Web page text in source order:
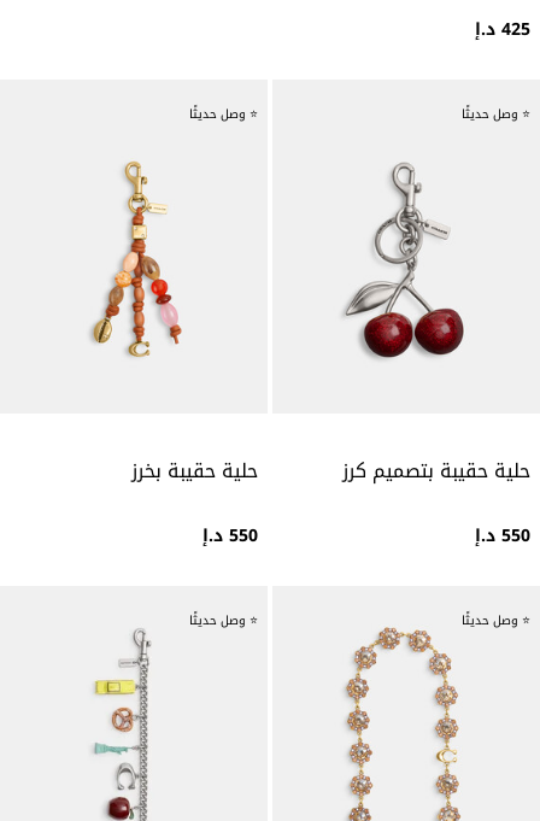
425 د.إ
⭐ وصل حديثًا
حلية حقيبة بتصميم كرز
550 د.إ
⭐ وصل حديثًا
حلية حقيبة بخرز
550 د.إ
⭐ وصل حديثًا ⭐ وصل حديثًا